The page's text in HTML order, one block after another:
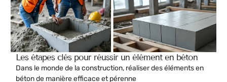
Les étapes clés pour réussir un élément en béton
Dans le monde de la construction, réaliser des éléments en
béton de manière efficace et pérenne